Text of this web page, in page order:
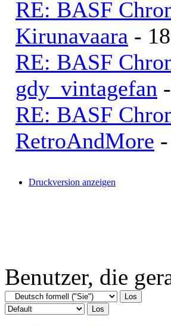
RE: BASF
Kirunavaara -
RE: BASF
gdy_vintagefan
RE: BASF
RetroAndMore
Benutzer, die